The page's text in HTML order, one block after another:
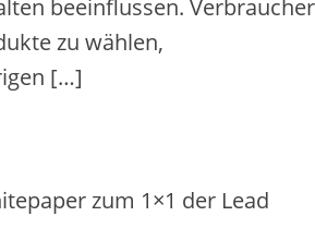
beeinflussen. Verbraucher
z‬u wählen,
[…]
zum 1×1 der Lead